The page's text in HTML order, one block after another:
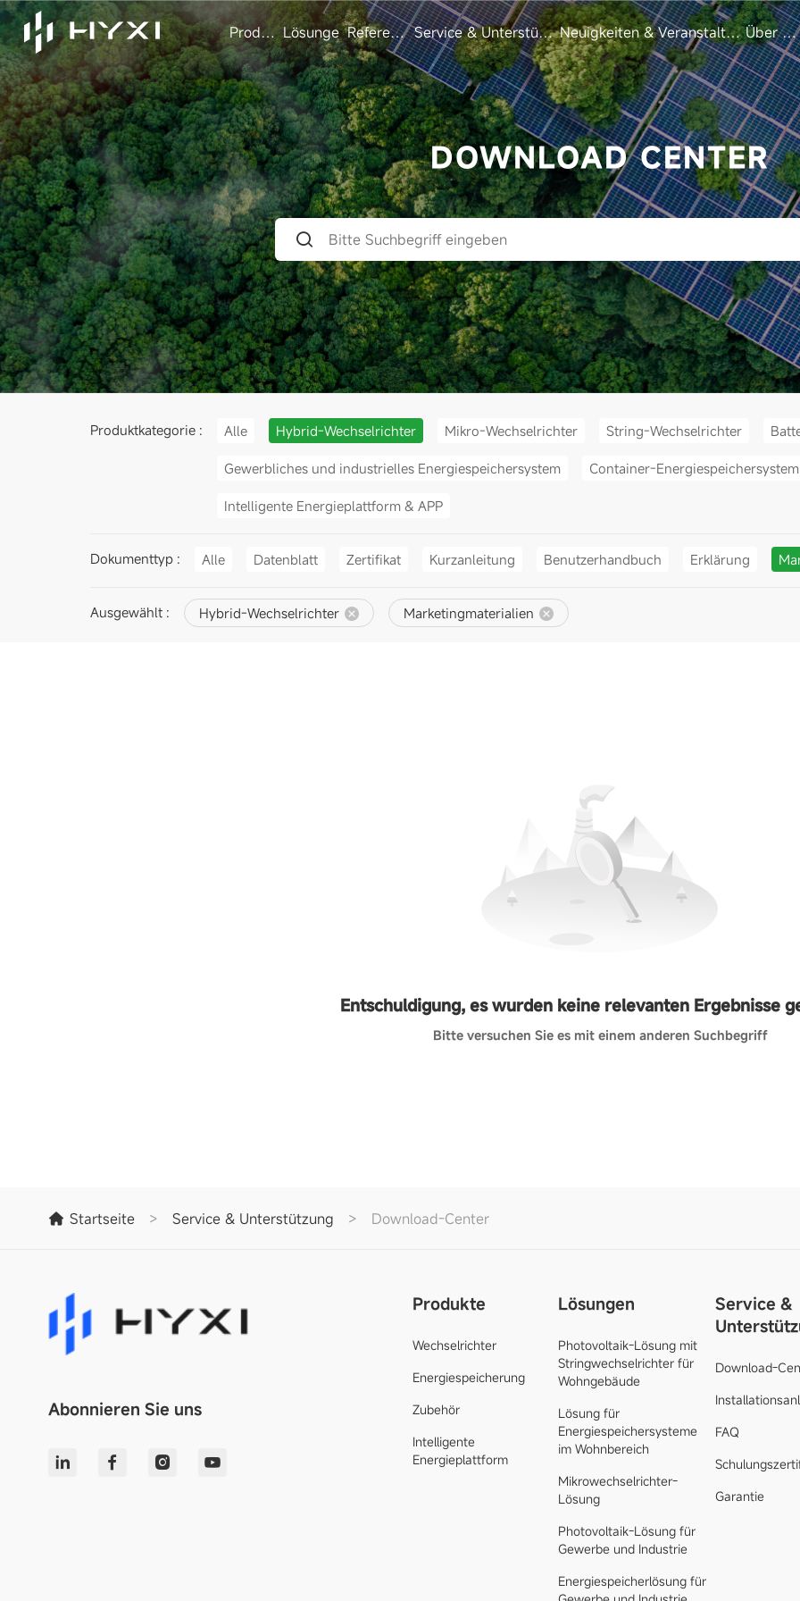
ProdukteLösungenReferenzenService & UnterstützungNeuigkeiten & Veranstaltungen
Über
DOWNLOAD CENTER
Produktkategorie : Alle Hybrid-Wechselrichter Mikro-Wechselrichter String-Wechselrichter
Gewerbliches und industrielles Energiespeichersystem Container-Energiespeichersystem
Intelligente Energieplattform & APP
Dokumenttyp : Alle Datenblatt Zertifikat Kurzanleitung Benutzerhandbuch Erklärung
Ausgewählt : Hybrid-Wechselrichter Marketingmaterialien
Entschuldigung, es wurden keine relevanten Ergebnisse
Bitte versuchen Sie es mit einem anderen Suchbegriff
Startseite > Service & Unterstützung > Download-Center
Abonnieren Sie uns
Produkte
Wechselrichter
Energiespeicherung
Zubehör
Intelligente
Energieplattform
Lösungen
Photovoltaik-Lösung mit
Stringwechselrichter für
Wohngebäude
Lösung für
Energiespeichersysteme
im Wohnbereich
Mikrowechselrichter-
Lösung
Photovoltaik-Lösung für
Gewerbe und Industrie
Energiespeicherlösung für
Service &
Download-
FAQ
Garantie